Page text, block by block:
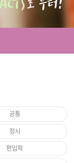
공통
정시
편입학